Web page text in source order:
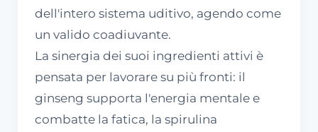
dell'intero sistema uditivo, agendo come
un valido coadiuvante.
La sinergia dei suoi ingredienti attivi è
pensata per lavorare su più fronti: il
ginseng supporta l'energia mentale e
combatte la fatica, la spirulina